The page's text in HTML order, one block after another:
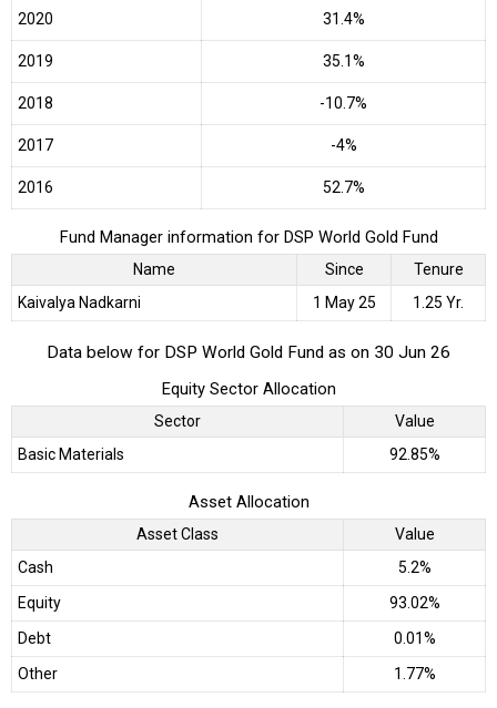
2020 31.4%
2019 35.1%
2018 -10.7%
2017 -4%
2016 52.7%
Fund Manager information for DSP World Gold Fund
Name Since
Tenure
Kaivalya Nadkarni
1 May 25 1.25 Yr.
Data below for DSP World Gold Fund as on 30 Jun 26
Equity Sector Allocation
Sector
Value
Basic Materials
92.85%
Asset Allocation
Asset Class
Value
Cash
5.2%
Equity
93.02%
Debt
0.01%
Other
1.77%